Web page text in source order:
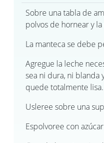
Sobre una tabla de
polvos de hornear y
La manteca se debe
Agregue la leche
sea ni dura, ni blanda
quede totalmente lisa.
Usleree sobre una
Espolvoree con